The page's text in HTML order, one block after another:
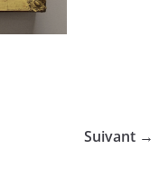
Suivant →